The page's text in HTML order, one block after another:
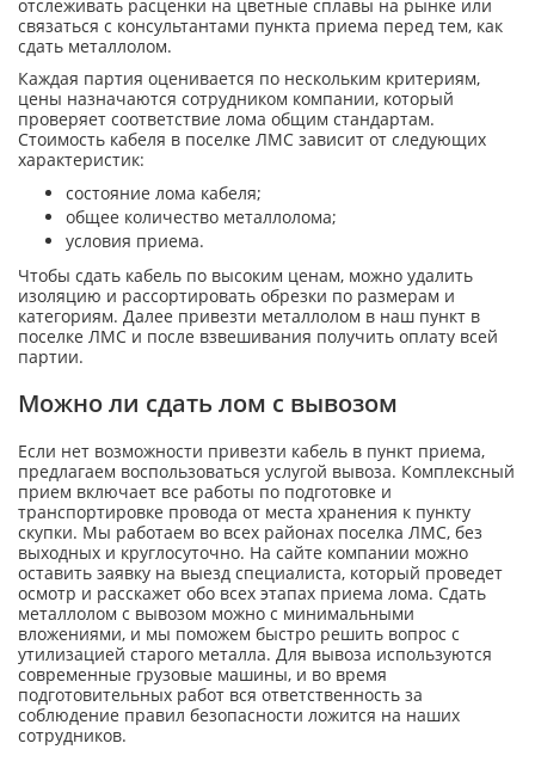
отслеживать расценки на цветные сплавы на рынке или
связаться с консультантами пункта приема перед тем, как
сдать металлолом.
Каждая партия оценивается по нескольким критериям,
цены назначаются сотрудником компании, который
проверяет соответствие лома общим стандартам.
Стоимость кабеля в поселке ЛМС зависит от следующих
характеристик:
состояние лома кабеля;
общее количество металлолома;
условия приема.
Чтобы сдать кабель по высоким ценам, можно удалить
изоляцию и рассортировать обрезки по размерам и
категориям. Далее привезти металлолом в наш пункт в
поселке ЛМС и после взвешивания получить оплату всей
партии.
Можно ли сдать лом с вывозом
Если нет возможности привезти кабель в пункт приема,
предлагаем воспользоваться услугой вывоза. Комплексный
прием включает все работы по подготовке и
транспортировке провода от места хранения к пункту
скупки. Мы работаем во всех районах поселка ЛМС, без
выходных и круглосуточно. На сайте компании можно
оставить заявку на выезд специалиста, который проведет
осмотр и расскажет обо всех этапах приема лома. Сдать
металлолом с вывозом можно с минимальными
вложениями, и мы поможем быстро решить вопрос с
утилизацией старого металла. Для вывоза используются
современные грузовые машины, и во время
подготовительных работ вся ответственность за
соблюдение правил безопасности ложится на наших
сотрудников.